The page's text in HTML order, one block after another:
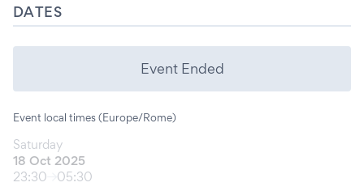
DATES
Event Ended
Event local times (Europe/Rome)
Saturday
18 Oct 2025
23:30
05:30